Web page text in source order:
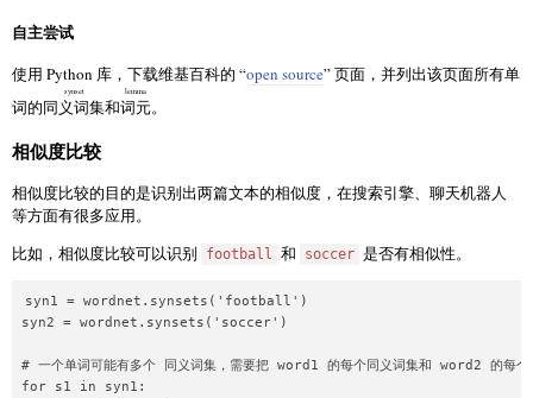
自主尝试
使用 Python 库，下载维基百科的 “open source” 页面，并列出该页面所有单
词的同义词集
synset
和词元
lemma
。
相似度比较
相似度比较的目的是识别出两篇文本的相似度，在搜索引擎、聊天机器人
等方面有很多应用。
比如，相似度比较可以识别
football 和 soccer 是否有相似性。
syn1 = wordnet.synsets('football')
syn2 = wordnet.synsets('soccer')
# 一个单词可能有多个 同义词集，需要把 word1 的每个同义词集和 word2 的每个
for s1 in syn1: